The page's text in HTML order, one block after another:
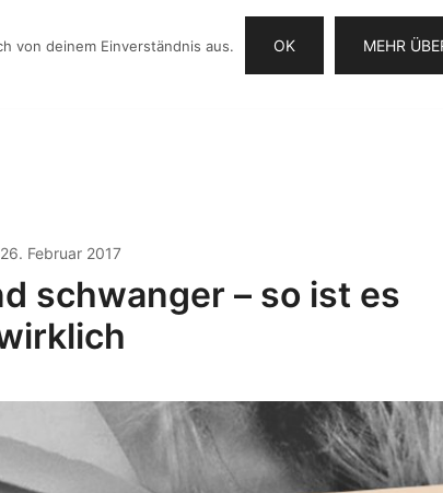
CHECKLISTE ANGEBOTE KONTAKT
26. Februar 2017
schwanger – so ist es
von deinem Einverständnis aus. OK MEHR